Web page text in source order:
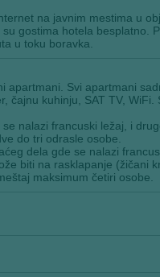
na javnim mestima u
gostima hotela besplatno.
u toku boravka.
apartmani. Svi apartmani
čajnu kuhinju, SAT TV, WiFi.
nalazi francuski ležaj, i
do tri odrasle osobe.
dela gde se nalazi
biti na rasklapanje (žičani
maksimum četiri osobe.